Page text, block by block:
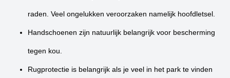
raden. Veel ongelukken veroorzaken namelijk hoofdletsel.
Handschoenen zijn natuurlijk belangrijk voor bescherming
tegen kou.
Rugprotectie is belangrijk als je veel in het park te vinden